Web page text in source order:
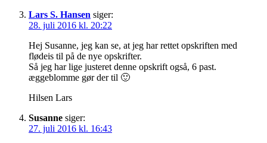
Lars S. Hansen siger:
28. juli 2016 kl. 20:22
Hej Susanne, jeg kan se, at jeg har rettet opskriften med
flødeis til på de nye opskrifter.
Så jeg har lige justeret denne opskrift også, 6 past.
æggeblomme gør der til 🙂
Hilsen Lars
Susanne siger:
27. juli 2016 kl. 16:43